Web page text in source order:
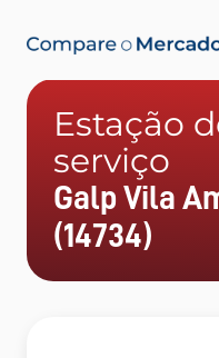
Estação
serviço
Galp Vila
(14734)